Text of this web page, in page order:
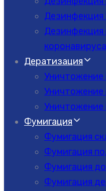
коронавируса
Дератизация
Уничтожение
Уничтожение
Фумигация
Фумигация
Фумигация
Фумигация
Фумигация